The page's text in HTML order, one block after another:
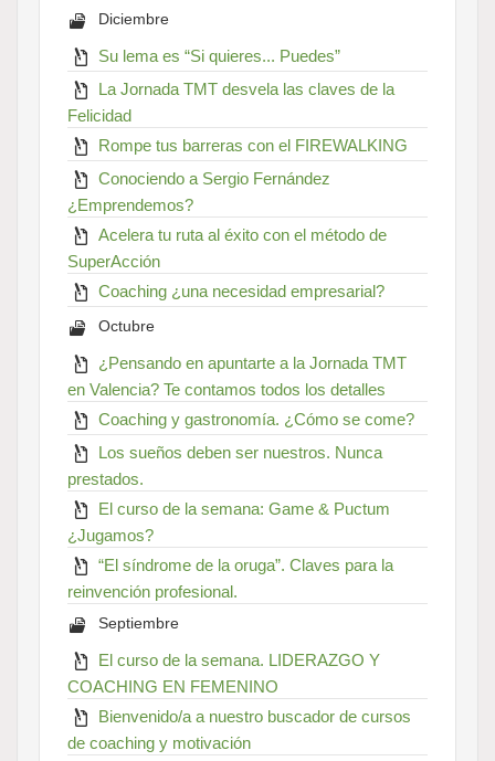
Diciembre
Su lema es “Si quieres... Puedes”
La Jornada TMT desvela las claves de la
Felicidad
Rompe tus barreras con el FIREWALKING
Conociendo a Sergio Fernández
¿Emprendemos?
Acelera tu ruta al éxito con el método de
SuperAcción
Coaching ¿una necesidad empresarial?
Octubre
¿Pensando en apuntarte a la Jornada TMT
en Valencia? Te contamos todos los detalles
Coaching y gastronomía. ¿Cómo se come?
Los sueños deben ser nuestros. Nunca
prestados.
El curso de la semana: Game & Puctum
¿Jugamos?
“El síndrome de la oruga”. Claves para la
reinvención profesional.
Septiembre
El curso de la semana. LIDERAZGO Y
COACHING EN FEMENINO
Bienvenido/a a nuestro buscador de cursos
de coaching y motivación